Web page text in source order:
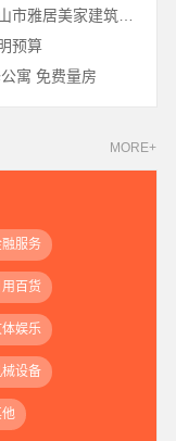
品质装饰家装设计哪家好，佛山市雅居美家建筑装饰工程有限公司靠谱
预算
寓 免费量房
MORE+
服务
用百货
娱乐
设备